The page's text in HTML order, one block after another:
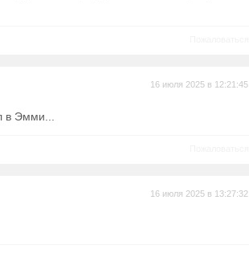
16 июля 2025 в 12:21:45
в Эмми...
16 июля 2025 в 13:27:32